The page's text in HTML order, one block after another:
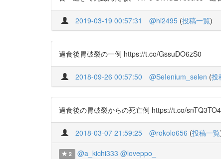
2019-03-19 00:57:31 @hi2495 (投稿一覧)
過食後胃破裂の一例 https://t.co/GssuDO6zS0
2018-09-26 00:57:50 @SeIenium_selen (投
過食後の胃破裂からの死亡例 https://t.co/
2018-03-07 21:59:25 @rokolo656 (投稿一覧
2 @a_kichi333 @loveppo_